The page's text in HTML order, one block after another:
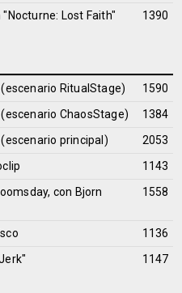
Lost Faith" 1390
RitualStage)
1590
ChaosStage)
1384
principal)
2053
1143
con Bjorn
1558
1136
1147